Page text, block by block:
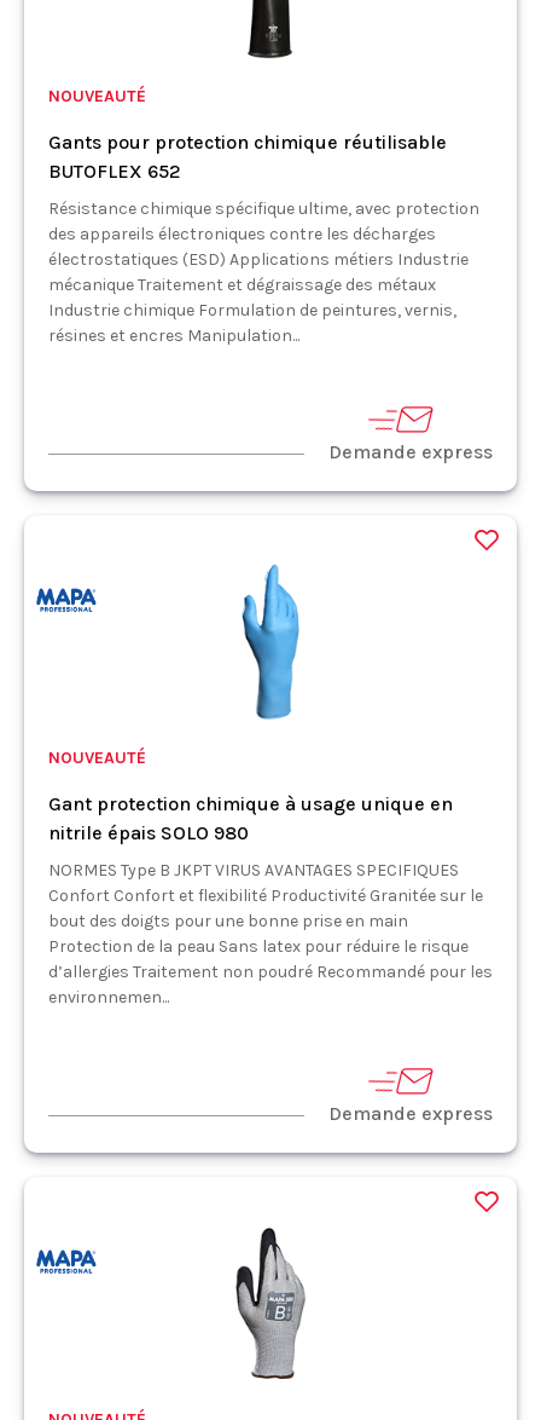
NOUVEAUTÉ
Gants pour protection chimique réutilisable
BUTOFLEX 652
Résistance chimique spécifique ultime, avec protection
des appareils électroniques contre les décharges
électrostatiques (ESD) Applications métiers Industrie
mécanique Traitement et dégraissage des métaux
Industrie chimique Formulation de peintures, vernis,
résines et encres Manipulation...
Demande express
NOUVEAUTÉ
Gant protection chimique à usage unique en
nitrile épais SOLO 980
NORMES Type B JKPT VIRUS AVANTAGES SPECIFIQUES
Confort Confort et flexibilité Productivité Granitée sur le
bout des doigts pour une bonne prise en main
Protection de la peau Sans latex pour réduire le risque
d’allergies Traitement non poudré Recommandé pour les
environnemen...
Demande express